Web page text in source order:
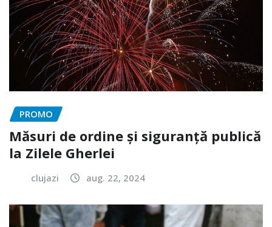
PROMO
Măsuri de ordine și siguranță publică
la Zilele Gherlei
clujazi aug. 22, 2024